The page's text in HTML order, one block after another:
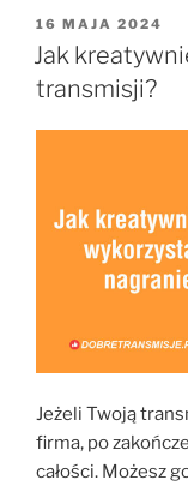
–
OPUBLIKOWANE
W
16 MAJA 2024
Jak
transmisji?
Jeżeli Twoją
firma, po
całości. Możesz